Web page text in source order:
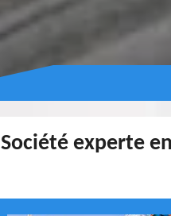
Société experte